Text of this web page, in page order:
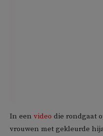
In een video die rondgaat
vrouwen met gekleurde